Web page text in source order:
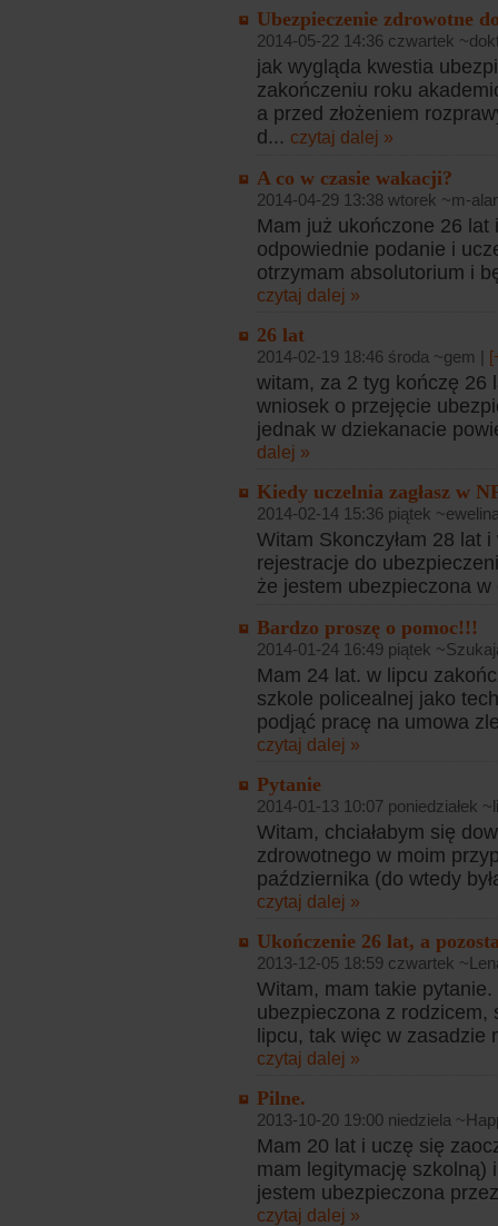
Ubezpieczenie zdrowotne
2014-05-22 14:36 czwartek
jak wygląda kwestia
zakończeniu roku
a przed złożeniem
d... czytaj dalej »
A co w czasie wakacji?
2014-04-29 13:38 wtorek ~m-
Mam już ukończone 26 lat
odpowiednie podanie i
otrzymam absolutorium i
czytaj dalej »
26 lat
2014-02-19 18:46 środa ~gem |
witam, za 2 tyg kończę 26
wniosek o przejęcie
jednak w dziekanacie
dalej »
Kiedy uczelnia zagłasz w
2014-02-14 15:36 piątek
Witam Skonczyłam 28 lat
rejestracje do
że jestem ubezpieczona w
Bardzo proszę o pomoc!!!
2014-01-24 16:49 piątek
Mam 24 lat. w lipcu
szkole policealnej jako
podjąć pracę na umowa
czytaj dalej »
Pytanie
2014-01-13 10:07 poniedziałek
Witam, chciałabym się
zdrowotnego w moim
października (do wtedy
czytaj dalej »
Ukończenie 26 lat, a
2013-12-05 18:59 czwartek
Witam, mam takie
ubezpieczona z rodzicem,
lipcu, tak więc w zasadzie
czytaj dalej »
Pilne.
2013-10-20 19:00 niedziela
Mam 20 lat i uczę się
mam legitymację szkolną)
jestem ubezpieczona
czytaj dalej »